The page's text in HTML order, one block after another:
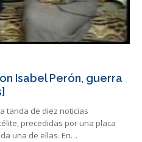
Isabel Perón, guerra
tanda de diez noticias
precedidas por una placa
una de ellas. En…